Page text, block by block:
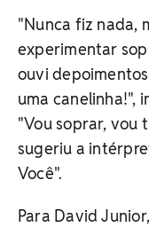
"Nunca fiz nada,
experimentar
ouvi
uma canelinha!",
"Vou soprar, vou
sugeriu a
Você".
Para David